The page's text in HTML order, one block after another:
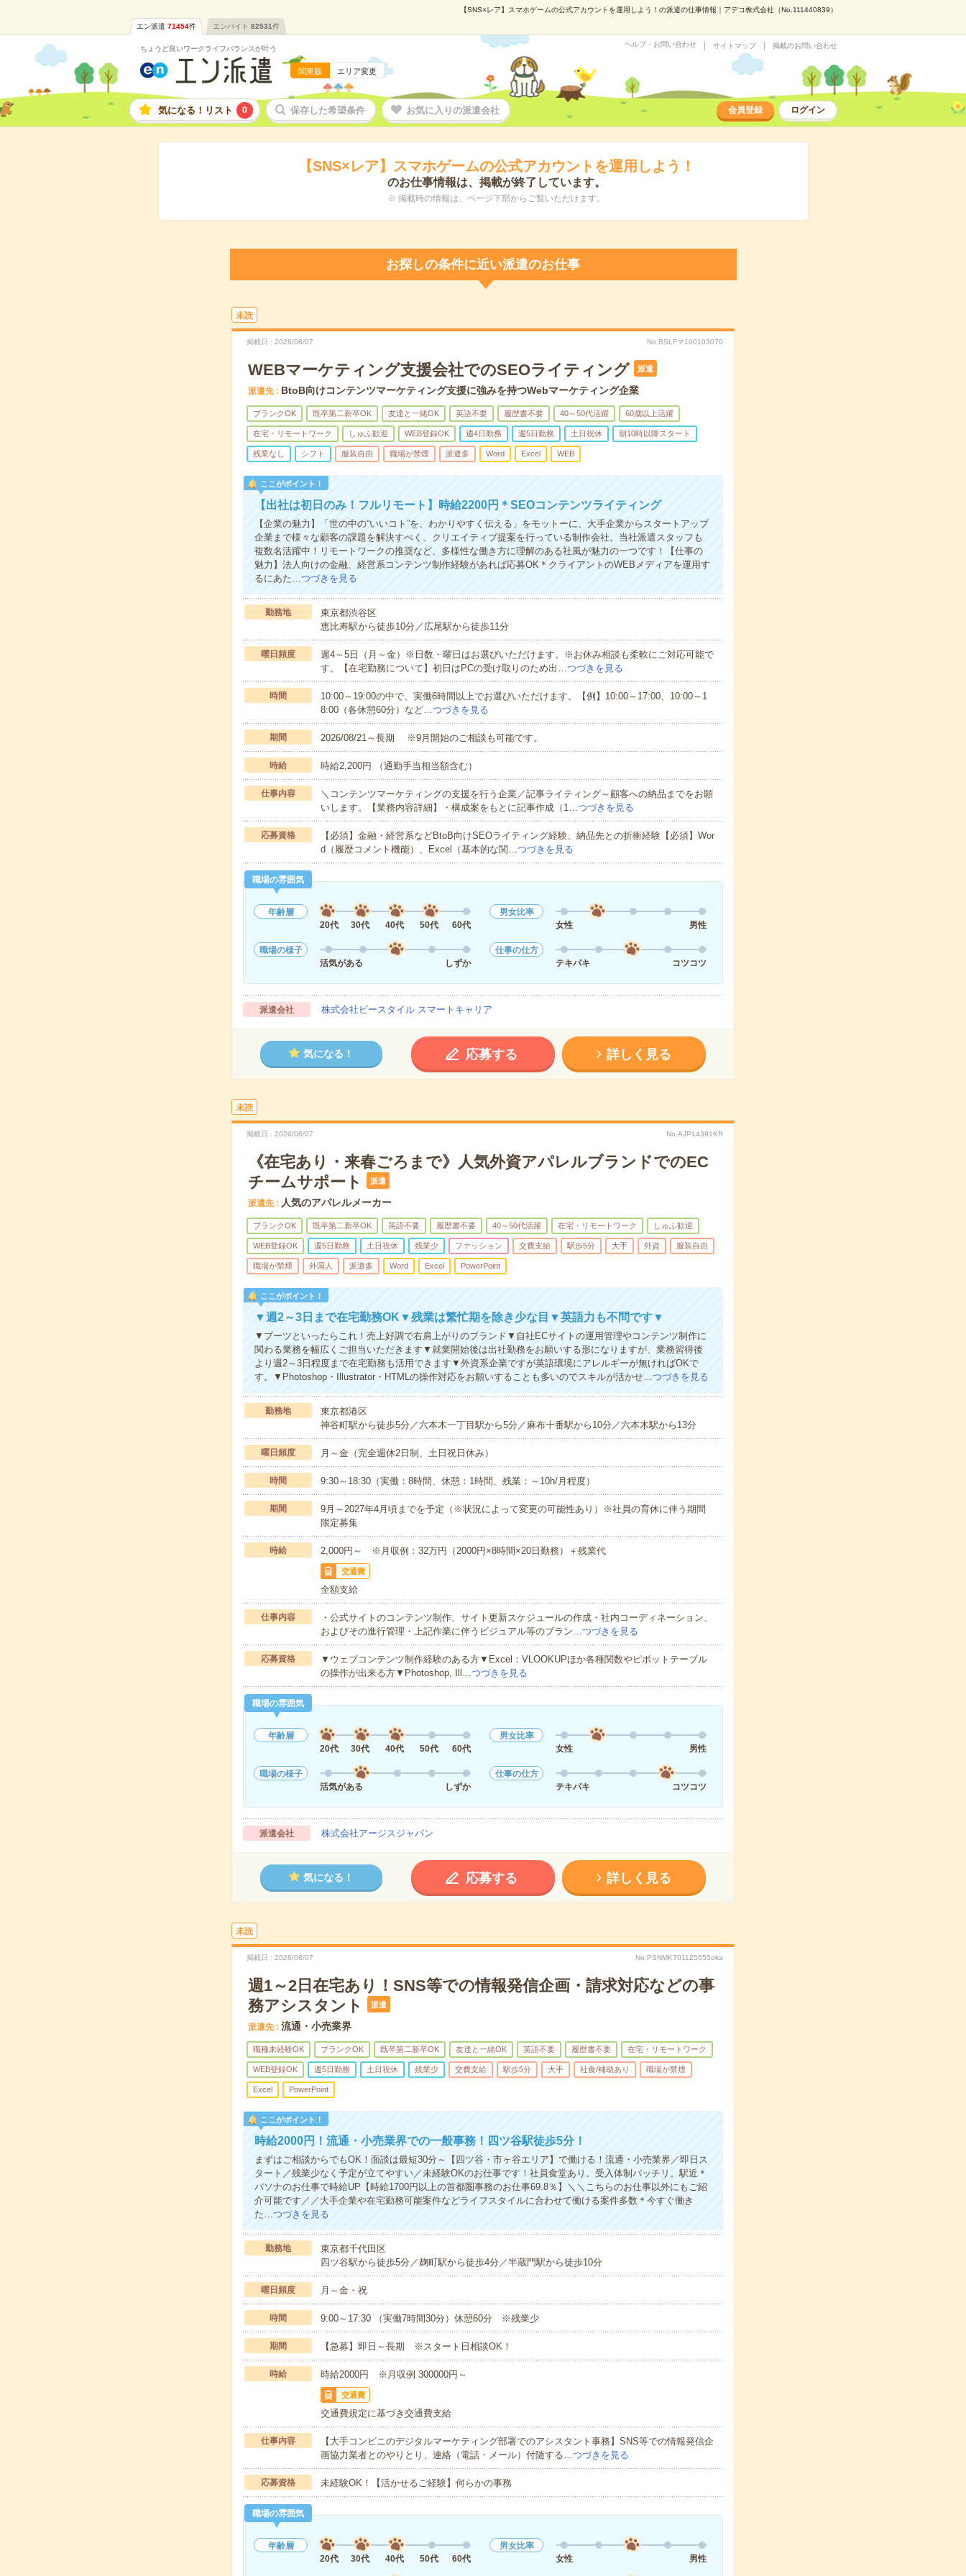
【SNS×レア】スマホゲームの公式アカウントを運用しよう！の派遣の仕事情報｜アデコ株式会社（No.111440839）
エン派遣 71454件 エンバイト 82531件
ちょうど良いワークライフバランスが叶う
関東版 エリア変更
ヘルプ・お問い合わせ サイトマップ 掲載のお問い合わせ
気になる！リスト 0 保存した希望条件 お気に入りの派遣会社 会員登録 ログイン
【SNS×レア】スマホゲームの公式アカウントを運用しよう！
のお仕事情報は、掲載が終了しています。
※ 掲載時の情報は、ページ下部からご覧いただけます。
お探しの条件に近い派遣のお仕事
未読
掲載日 2026/08/07 No.BSLFマ100103070
WEBマーケティング支援会社でのSEOライティング 派遣
派遣先 BtoB向けコンテンツマーケティング支援に強みを持つWebマーケティング企業
ブランクOK 既卒第二新卒OK 友達と一緒OK 英語不要 履歴書不要 40～50代活躍 60歳以上活躍
在宅・リモートワーク しゅふ歓迎 WEB登録OK 週4日勤務 週5日勤務 土日祝休 朝10時以降スタート
残業なし シフト 服装自由 職場が禁煙 派遣多 Word Excel WEB
ここがポイント！
【出社は初日のみ！フルリモート】時給2200円＊SEOコンテンツライティング
【企業の魅力】「世の中の“いいコト”を、わかりやすく伝える」をモットーに、大手企業からスタートアップ
企業まで様々な顧客の課題を解決すべく、クリエイティブ提案を行っている制作会社。当社派遣スタッフも
複数名活躍中！リモートワークの推奨など、多様性な働き方に理解のある社風が魅力の一つです！【仕事の
魅力】法人向けの金融、経営系コンテンツ制作経験があれば応募OK＊クライアントのWEBメディアを運用す
るにあた…つづきを見る
勤務地
東京都渋谷区
恵比寿駅から徒歩10分／広尾駅から徒歩11分
曜日頻度
週4～5日（月～金）※日数・曜日はお選びいただけます。※お休み相談も柔軟にご対応可能で
す。【在宅勤務について】初日はPCの受け取りのため出…つづきを見る
時間
10:00～19:00の中で、実働6時間以上でお選びいただけます。【例】10:00～17:00、10:00～1
8:00（各休憩60分）など…つづきを見る
期間 2026/08/21～長期 ※9月開始のご相談も可能です。
時給 時給2,200円 （通勤手当相当額含む）
仕事内容
＼コンテンツマーケティングの支援を行う企業／記事ライティング～顧客への納品までをお願
いします。【業務内容詳細】・構成案をもとに記事作成（1…つづきを見る
応募資格
【必須】金融・経営系などBtoB向けSEOライティング経験、納品先との折衝経験【必須】Wor
d（履歴コメント機能）、Excel（基本的な関…つづきを見る
職場の雰囲気
年齢層
20代
30代 40代 50代 60代
男女比率
女性
男性
職場の様子
活気がある
しずか
仕事の仕方
テキパキ
コツコツ
派遣会社 株式会社ビースタイル スマートキャリア
気になる！ 応募する 詳しく見る
未読
掲載日 2026/08/07 No.AJP14391KR
《在宅あり・来春ごろまで》人気外資アパレルブランドでのEC
チームサポート
派遣
派遣先 人気のアパレルメーカー
ブランクOK 既卒第二新卒OK 英語不要 履歴書不要 40～50代活躍 在宅・リモートワーク しゅふ歓迎
WEB登録OK 週5日勤務 土日祝休 残業少 ファッション 交費支給 駅歩5分 大手 外資 服装自由
職場が禁煙 外国人 派遣多 Word Excel PowerPoint
ここがポイント！
▼週2～3日まで在宅勤務OK▼残業は繁忙期を除き少な目▼英語力も不問です▼
▼ブーツといったらこれ！売上好調で右肩上がりのブランド▼自社ECサイトの運用管理やコンテンツ制作に
関わる業務を幅広くご担当いただきます▼就業開始後は出社勤務をお願いする形になりますが、業務習得後
より週2～3日程度まで在宅勤務も活用できます▼外資系企業ですが英語環境にアレルギーが無ければOKで
す。▼Photoshop・Illustrator・HTMLの操作対応をお願いすることも多いのでスキルが活かせ…つづきを見る
勤務地
東京都港区
神谷町駅から徒歩5分／六本木一丁目駅から5分／麻布十番駅から10分／六本木駅から13分
曜日頻度 月～金（完全週休2日制、土日祝日休み）
時間 9:30～18:30（実働：8時間、休憩：1時間、残業：～10h/月程度）
期間
9月～2027年4月頃までを予定（※状況によって変更の可能性あり）※社員の育休に伴う期間
限定募集
時給 2,000円～ ※月収例：32万円（2000円×8時間×20日勤務）＋残業代
交通費
全額支給
仕事内容
・公式サイトのコンテンツ制作、サイト更新スケジュールの作成・社内コーディネーション、
およびその進行管理・上記作業に伴うビジュアル等のブラン…つづきを見る
応募資格
▼ウェブコンテンツ制作経験のある方▼Excel：VLOOKUPほか各種関数やピボットテーブル
の操作が出来る方▼Photoshop, Ill…つづきを見る
職場の雰囲気
年齢層
20代
30代 40代 50代 60代
男女比率
女性
男性
職場の様子
活気がある
しずか
仕事の仕方
テキパキ
コツコツ
派遣会社 株式会社アージスジャパン
気になる！ 応募する 詳しく見る
未読
掲載日 2026/08/07 No.PSNMKT01125655oka
週1～2日在宅あり！SNS等での情報発信企画・請求対応などの事
務アシスタント
派遣
派遣先 流通・小売業界
職種未経験OK ブランクOK 既卒第二新卒OK 友達と一緒OK 英語不要 履歴書不要 在宅・リモートワーク
WEB登録OK 週5日勤務 土日祝休 残業少 交費支給 駅歩5分 大手 社食/補助あり 職場が禁煙
Excel PowerPoint
ここがポイント！
時給2000円！流通・小売業界での一般事務！四ツ谷駅徒歩5分！
まずはご相談からでもOK！面談は最短30分～【四ツ谷・市ヶ谷エリア】で働ける！流通・小売業界／即日ス
タート／残業少なく予定が立てやすい／未経験OKのお仕事です！社員食堂あり。受入体制バッチリ。駅近＊
パソナのお仕事で時給UP【時給1700円以上の首都圏事務のお仕事69.8％】＼＼こちらのお仕事以外にもご紹
介可能です／／大手企業や在宅勤務可能案件などライフスタイルに合わせて働ける案件多数＊今すぐ働き
た…つづきを見る
勤務地
東京都千代田区
四ツ谷駅から徒歩5分／麹町駅から徒歩4分／半蔵門駅から徒歩10分
曜日頻度 月～金・祝
時間 9:00～17:30 （実働7時間30分）休憩60分 ※残業少
期間 【急募】即日～長期 ※スタート日相談OK！
時給 時給2000円 ※月収例 300000円～
交通費
交通費規定に基づき交通費支給
仕事内容
【大手コンビニのデジタルマーケティング部署でのアシスタント事務】SNS等での情報発信企
画協力業者とのやりとり、連絡（電話・メール）付随する…つづきを見る
応募資格 未経験OK！【活かせるご経験】何らかの事務
職場の雰囲気
年齢層
20代
30代 40代 50代 60代
男女比率
女性
男性